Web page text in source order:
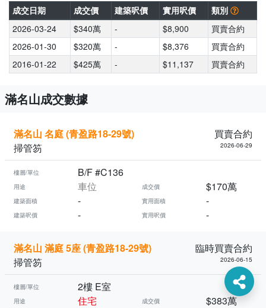
成交日期 成交價 建築呎價 實用呎價
類別
2026-03-24
$340萬 - $8,900
買賣合約
2026-01-30
$320萬 - $8,376
買賣合約
2016-01-22
$425萬 - $11,137 買賣合約
滿名山成交數據
滿名山 名庭 (青盈路18-29號)
買賣合約
掃管笏
2026-06-29
樓層/單位 B/F #C136
用途 車位 成交價 $170萬
建築面積 - 實用面積 -
建築呎價 - 實用呎價 -
滿名山 滿庭 5座 (青盈路18-29號)
臨時買賣合約
掃管笏
2026-06-15
樓層/單位 2樓 E室
用途 住宅 成交價 $383萬